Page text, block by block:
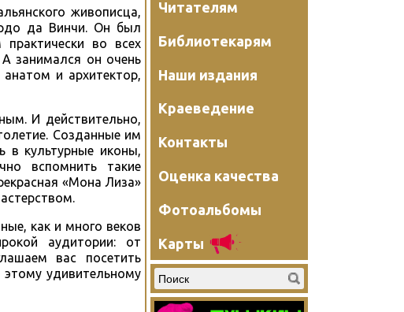
живописца,
да Винчи. Он был
во всех
занимался он очень
и архитектор,
И действительно,
Созданные им
в культурные иконы,
вспомнить такие
«Мона Лиза»
как и много веков
аудитории: от
вас посетить
удивительному
Читателям
Библиотекарям
Наши издания
Краеведение
Контакты
Оценка качества
Фотоальбомы
Карты